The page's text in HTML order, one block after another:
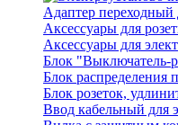
Адаптер переходный
Аксессуары для
Аксессуары для
Блок "Выключатель-
Блок распределения
Блок розеток,
Ввод кабельный для